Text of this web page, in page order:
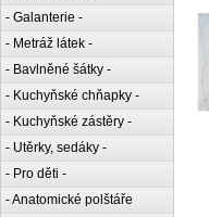
- Galanterie -
- Metráž látek -
- Bavlněné šátky -
- Kuchyňské chňapky -
- Kuchyňské zástěry -
- Utěrky, sedáky -
- Pro děti -
- Anatomické polštáře